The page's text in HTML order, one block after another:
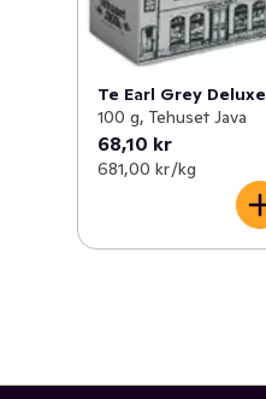
Te Earl Grey Deluxe
100 g, Tehuset Java
68,10 kr
681,00 kr /kg